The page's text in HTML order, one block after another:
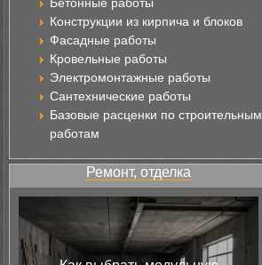
Конструкции из кирпича и блоков
Фасадные работы
Кровельные работы
Электромонтажные работы
Сантехнические работы
Базовые расценки по строительным
работам
Ремонт, отделка